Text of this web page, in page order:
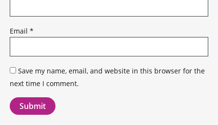
Email *
Save my name, email, and website in this browser for the
next time I comment.